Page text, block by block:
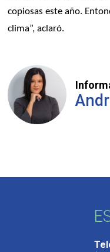
copiosas este año.
clima”, aclaró.